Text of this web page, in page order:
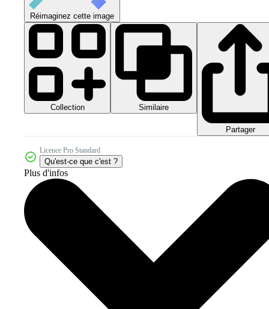
Réimaginez cette image
Collection Similaire
Partager
Licence Pro Standard
Qu'est-ce que c'est ?
Plus d'infos